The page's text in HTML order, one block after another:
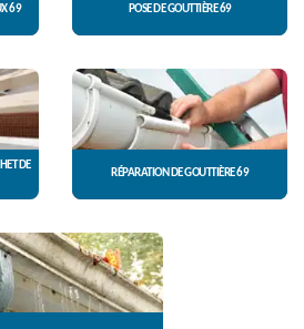
69 POSE DE GOUTTIÈRE 69
DE
RÉPARATION DE GOUTTIÈRE 69